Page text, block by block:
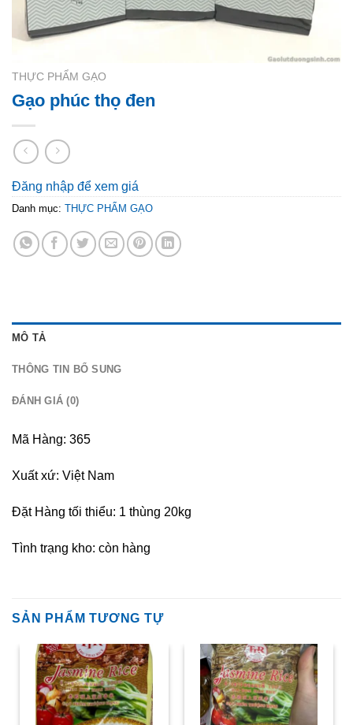
THỰC PHẨM GẠO
Gạo phúc thọ đen
Đăng nhập để xem giá
Danh mục: THỰC PHẨM GẠO
MÔ TẢ
THÔNG TIN BỔ SUNG
ĐÁNH GIÁ (0)
Mã Hàng: 365
Xuất xứ: Việt Nam
Đặt Hàng tối thiểu: 1 thùng 20kg
Tình trạng kho: còn hàng
SẢN PHẨM TƯƠNG TỰ